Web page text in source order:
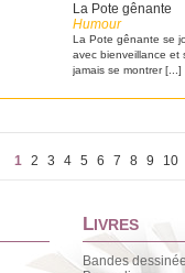
La Pote gênante
Humour
La Pote gênante se
avec bienveillance et
jamais se montrer [...]
1 2 3 4 5 6 7 8 9 10
LIVRES
Bandes